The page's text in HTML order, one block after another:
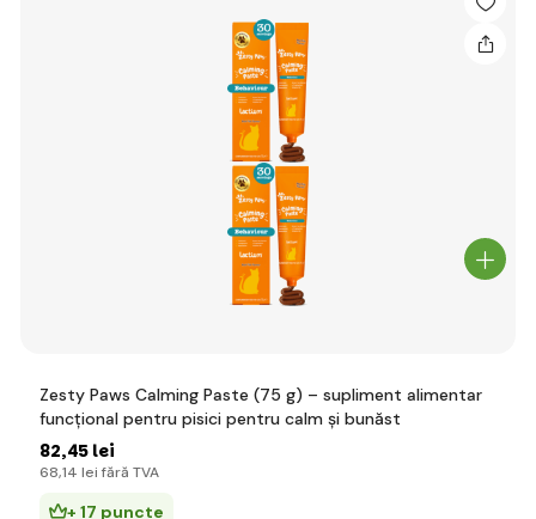
Zesty Paws Calming Paste (75 g) – supliment alimentar
funcțional pentru pisici pentru calm și bunăst
82,45 lei
68,14 lei fără TVA
+ 17 puncte